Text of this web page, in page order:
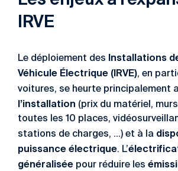
IRVE
Le déploiement des Installations
Véhicule Électrique (IRVE), en
voitures, se heurte principalement
l’installation (prix du matériel,
toutes les 10 places,
stations de charges, …) et à la
puissance électrique. L’
généralisée pour réduire les